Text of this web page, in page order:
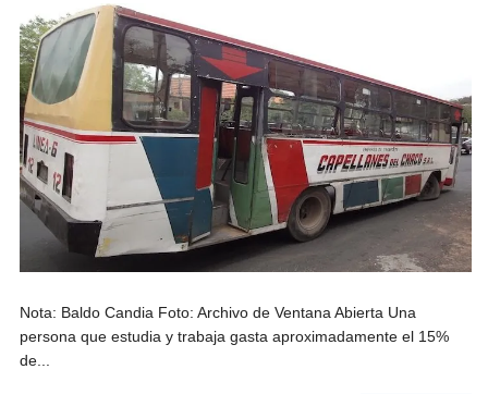
Nota: Baldo Candia Foto: Archivo de Ventana Abierta Una
persona que estudia y trabaja gasta aproximadamente el 15%
de...